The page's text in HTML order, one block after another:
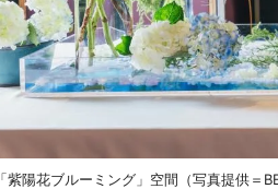
「紫陽花ブルーミング」空間（写真提供＝